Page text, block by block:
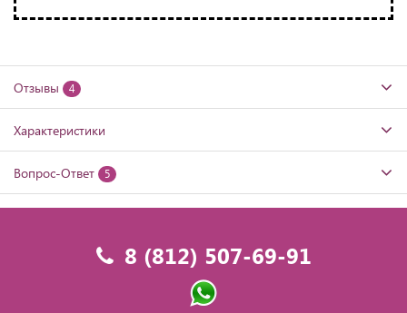
Отзывы 4
Характеристики
Вопрос-Ответ 5
8 (812) 507-69-91